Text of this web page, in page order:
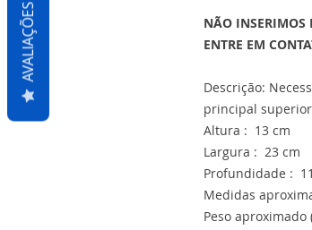
NÃO INSERIMOS
ENTRE EM
Descrição:
principal
Altura : 13 cm
Largura : 23 cm
Profundidade :
Medidas
Peso aproximado
AVALIAÇÕES